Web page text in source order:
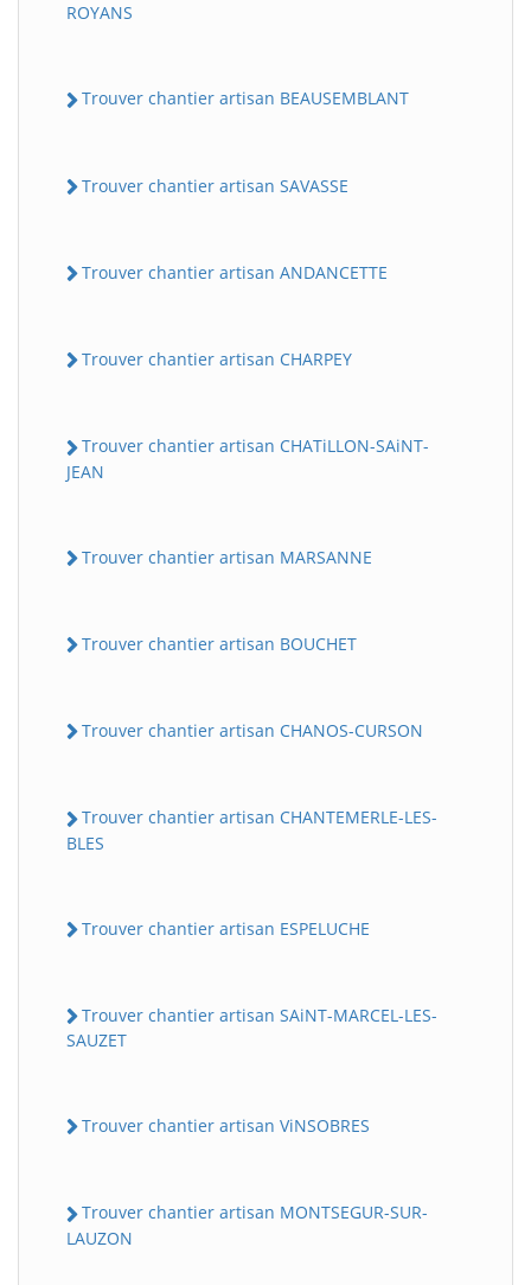
ROYANS
Trouver chantier artisan BEAUSEMBLANT
Trouver chantier artisan SAVASSE
Trouver chantier artisan ANDANCETTE
Trouver chantier artisan CHARPEY
Trouver chantier artisan CHATiLLON-SAiNT-
JEAN
Trouver chantier artisan MARSANNE
Trouver chantier artisan BOUCHET
Trouver chantier artisan CHANOS-CURSON
Trouver chantier artisan CHANTEMERLE-LES-
BLES
Trouver chantier artisan ESPELUCHE
Trouver chantier artisan SAiNT-MARCEL-LES-
SAUZET
Trouver chantier artisan ViNSOBRES
Trouver chantier artisan MONTSEGUR-SUR-
LAUZON